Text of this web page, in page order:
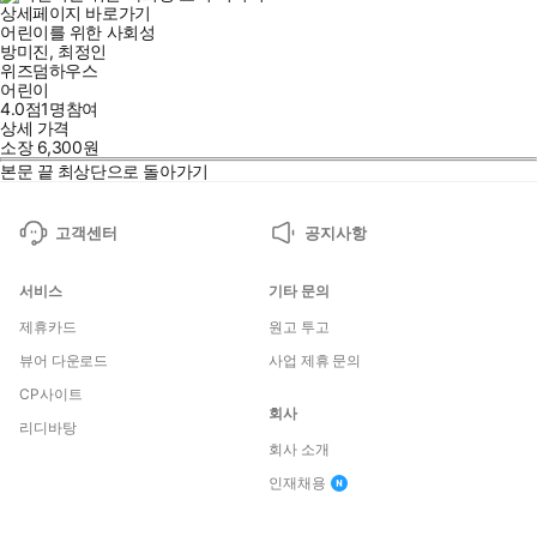
상세페이지 바로가기
어린이를 위한 사회성
방미진, 최정인
위즈덤하우스
어린이
4.0점1명참여
상세 가격
소장 6,300원
본문 끝 최상단으로 돌아가기
고객센터 공지사항
서비스
제휴카드
뷰어 다운로드
CP사이트
리디바탕
기타 문의
원고 투고
사업 제휴 문의
회사
회사 소개
인재채용